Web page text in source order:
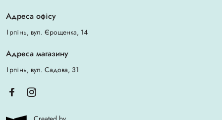
Адреса офісу
Ірпінь, вул. Єрощенка, 14
Адреса магазину
Ірпінь, вул. Садова, 31